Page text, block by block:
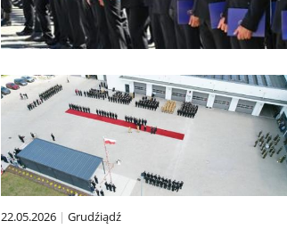
22.05.2026 Grudźiądź